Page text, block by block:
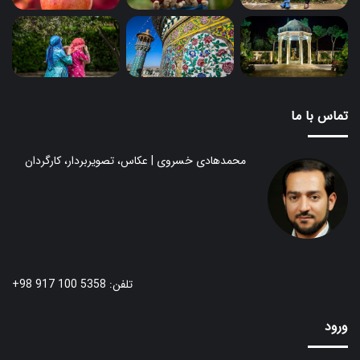
تماس با ما
محمدهادی خسروی | عکاس، تصویربردار، کارگردان
تلفن: 5358 100 917 98+
ورود